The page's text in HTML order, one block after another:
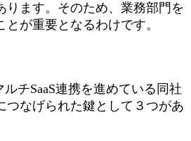
ります。そのため、業務部門を
が重要となるわけです。
チSaaS連携を進めている同社
つなげられた鍵として３つがあ